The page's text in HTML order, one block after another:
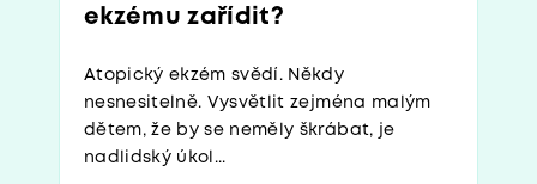
ekzému zařídit?
Atopický ekzém svědí. Někdy
nesnesitelně. Vysvětlit zejména malým
dětem, že by se neměly škrábat, je
nadlidský úkol...